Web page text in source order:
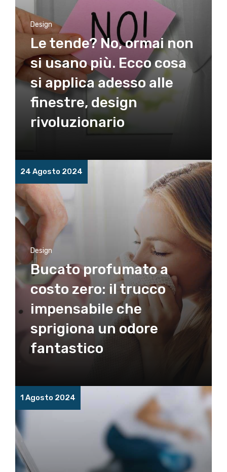
Design
Le tende? No, ormai non
si usano più. Ecco cosa
si applica adesso alle
finestre, design
rivoluzionario
24 Agosto 2024
Design
Bucato profumato a
costo zero: il trucco
impensabile che
sprigiona un odore
fantastico
1 Agosto 2024